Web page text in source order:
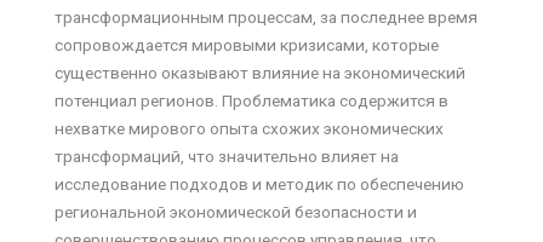
трансформационным процессам, за последнее время
сопровождается мировыми кризисами, которые
существенно оказывают влияние на экономический
потенциал регионов. Проблематика содержится в
нехватке мирового опыта схожих экономических
трансформаций, что значительно влияет на
исследование подходов и методик по обеспечению
региональной экономической безопасности и